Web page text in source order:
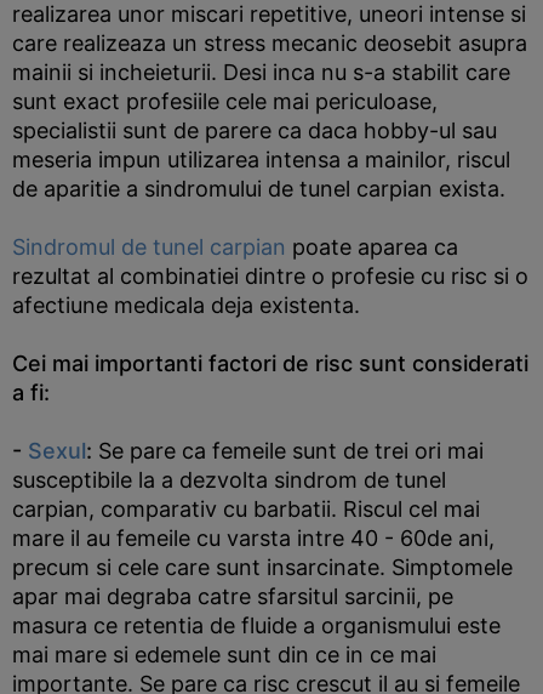
realizarea unor miscari repetitive, uneori intense si
care realizeaza un stress mecanic deosebit asupra
mainii si incheieturii. Desi inca nu s-a stabilit care
sunt exact profesiile cele mai periculoase,
specialistii sunt de parere ca daca hobby-ul sau
meseria impun utilizarea intensa a mainilor, riscul
de aparitie a sindromului de tunel carpian exista.
Sindromul de tunel carpian poate aparea ca
rezultat al combinatiei dintre o profesie cu risc si o
afectiune medicala deja existenta.
Cei mai importanti factori de risc sunt considerati
a fi:
- Sexul: Se pare ca femeile sunt de trei ori mai
susceptibile la a dezvolta sindrom de tunel
carpian, comparativ cu barbatii. Riscul cel mai
mare il au femeile cu varsta intre 40 - 60de ani,
precum si cele care sunt insarcinate. Simptomele
apar mai degraba catre sfarsitul sarcinii, pe
masura ce retentia de fluide a organismului este
mai mare si edemele sunt din ce in ce mai
importante. Se pare ca risc crescut il au si femeile